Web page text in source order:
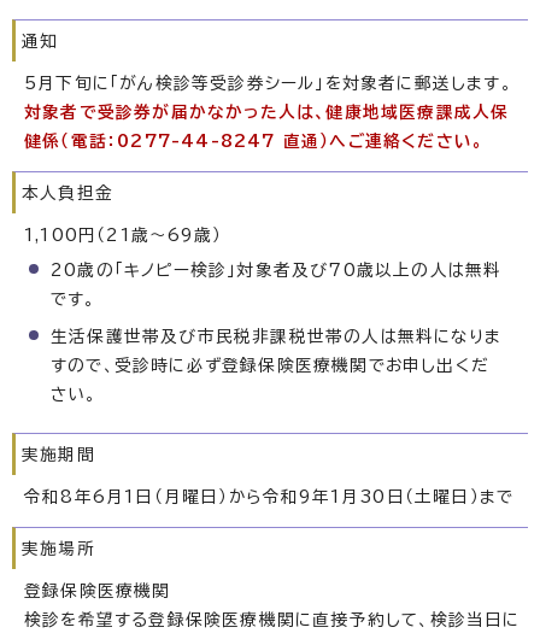
通知
5月下旬に「がん検診等受診券シール」を対象者に郵送します。
対象者で受診券が届かなかった人は、健康地域医療課成人保
健係（電話：0277-44-8247 直通）へご連絡ください。
本人負担金
1,100円（21歳～69歳）
20歳の「キノピー検診」対象者及び70歳以上の人は無料
です。
生活保護世帯及び市民税非課税世帯の人は無料になりま
すので、受診時に必ず登録保険医療機関でお申し出くだ
さい。
実施期間
令和8年6月1日（月曜日）から令和9年1月30日（土曜日）まで
実施場所
登録保険医療機関
検診を希望する登録保険医療機関に直接予約して、検診当日に